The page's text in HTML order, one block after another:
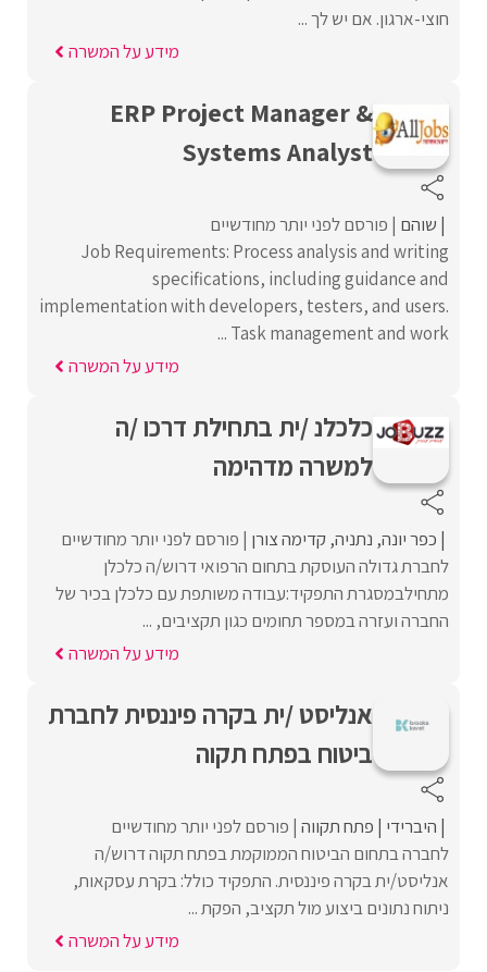
חוצי-ארגון. אם יש לך ...
מידע על המשרה
ERP Project Manager &
Systems Analyst
שוהם פורסם לפני יותר מחודשיים
Job Requirements: Process analysis and writing
specifications, including guidance and
implementation with developers, testers, and users.
Task management and work ...
מידע על המשרה
כלכלנ /ית בתחילת דרכו /ה
למשרה מדהימה
כפר יונה נתניה קדימה צורן פורסם לפני יותר מחודשיים
לחברת גדולה העוסקת בתחום הרפואי דרוש/ה כלכלן
מתחילבמסגרת התפקיד:עבודה משותפת עם כלכלן בכיר של
החברה ועזרה במספר תחומים כגון תקציבים, ...
מידע על המשרה
אנליסט /ית בקרה פיננסית לחברת
ביטוח בפתח תקוה
היברידי פתח תקווה פורסם לפני יותר מחודשיים
לחברה בתחום הביטוח הממוקמת בפתח תקוה דרוש/ה
אנליסט/ית בקרה פיננסית. התפקיד כולל: בקרת עסקאות,
ניתוח נתונים ביצוע מול תקציב, הפקת ...
מידע על המשרה